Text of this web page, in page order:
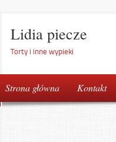
Lidia piecze
Torty i inne wypieki
Strona główna Kontakt